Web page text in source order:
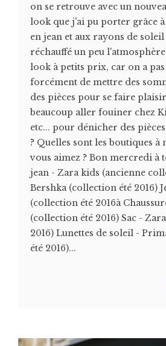
on se retrouve avec un
look que j'ai pu porter grâce à
en jean et aux rayons de
réchauffé un peu
look à petits prix, car on a
forcément de mettre des
des pièces pour se faire
beaucoup aller fouiner chez
etc... pour dénicher des
? Quelles sont les boutiques
vous aimez ? Bon mercredi à
jean - Zara kids (ancienne
Bershka (collection été 2016)
(collection été 2016à
(collection été 2016) Sac -
2016) Lunettes de soleil -
été 2016)...